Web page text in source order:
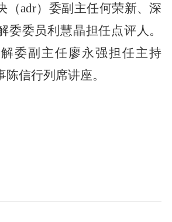
（adr）委副主任何荣新、深
委委员利慧晶担任点评 人。
委副主任廖永强担任主持
陈信行列席讲座。